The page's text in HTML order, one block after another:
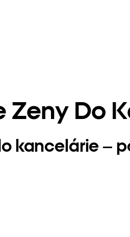
Zeny Do
kancelárie –